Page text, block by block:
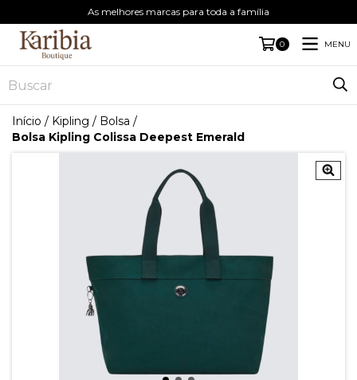
As melhores marcas para toda a família
0 MENU
Início / Kipling / Bolsa /
Bolsa Kipling Colissa Deepest Emerald